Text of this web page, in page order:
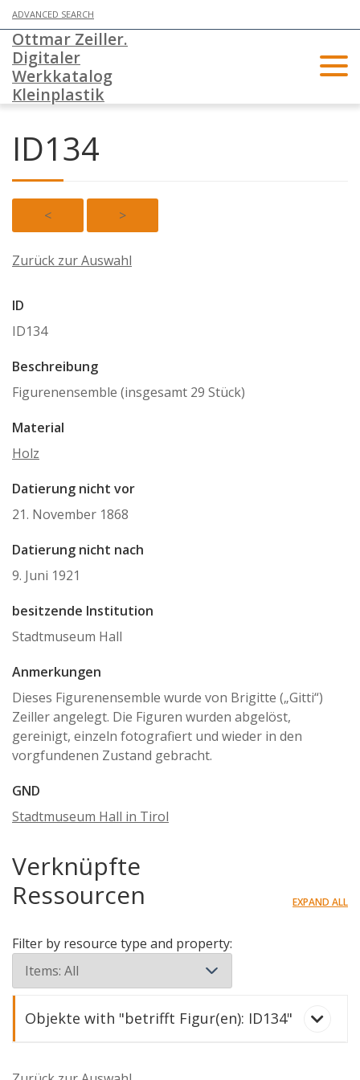
ADVANCED SEARCH
Ottmar Zeiller.
Digitaler
Werkkatalog
Kleinplastik
ID134
< >
Zurück zur Auswahl
ID
ID134
Beschreibung
Figurenensemble (insgesamt 29 Stück)
Material
Holz
Datierung nicht vor
21. November 1868
Datierung nicht nach
9. Juni 1921
besitzende Institution
Stadtmuseum Hall
Anmerkungen
Dieses Figurenensemble wurde von Brigitte („Gitti“)
Zeiller angelegt. Die Figuren wurden abgelöst,
gereinigt, einzeln fotografiert und wieder in den
vorgfundenen Zustand gebracht.
GND
Stadtmuseum Hall in Tirol
Verknüpfte
Ressourcen
EXPAND ALL
Filter by resource type and property:
Objekte with "betrifft Figur(en): ID134"